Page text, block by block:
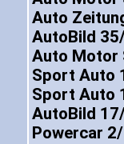
Auto
AutoBild
Auto Motor
Sport Auto
Sport Auto
AutoBild
Powercar